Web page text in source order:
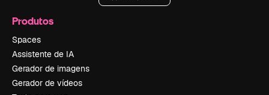
Produtos
Spaces
Assistente de IA
Gerador de imagens
Gerador de vídeos